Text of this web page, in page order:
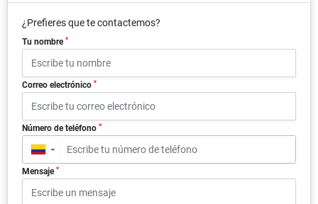
¿Prefieres que te contactemos?
Tu nombre *
Correo electrónico *
Número de teléfono *
▼
Mensaje *